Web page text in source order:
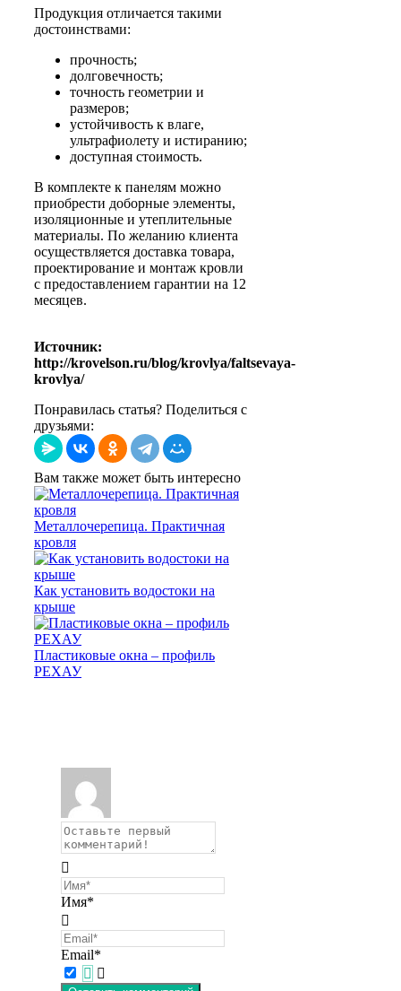
Продукция отличается такими
достоинствами:
прочность;
долговечность;
точность геометрии и
размеров;
устойчивость к влаге,
ультрафиолету и истиранию;
доступная стоимость.
В комплекте к панелям можно
приобрести доборные элементы,
изоляционные и утеплительные
материалы. По желанию клиента
осуществляется доставка товара,
проектирование и монтаж кровли
с предоставлением гарантии на 12
месяцев.
Источник:
http://krovelson.ru/blog/krovlya/faltsevaya-
krovlya/
Понравилась статья? Поделиться с
друзьями:
Вам также может быть интересно
Металлочерепица. Практичная
кровля
Как установить водостоки на
крыше
Пластиковые окна – профиль
РЕХАУ
Имя*
Email*